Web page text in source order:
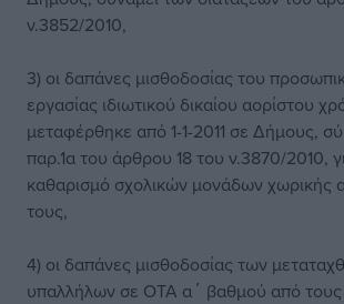
ν.3852/2010,
3) οι δαπάνες μισθοδοσίας του
εργασίας ιδιωτικού δικαίου αορίστου
μεταφέρθηκε από 1-1-2011 σε Δήμους,
παρ.1α του άρθρου 18 του ν.3870/2010,
καθαρισμό σχολικών μονάδων χωρικής
τους,
4) οι δαπάνες μισθοδοσίας των
υπαλλήλων σε ΟΤΑ α΄ βαθμού από